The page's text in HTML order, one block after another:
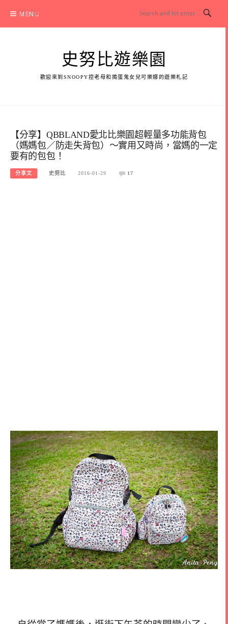
content
MENU
史努比遊樂園
歡迎來到SNOOPY控老母和搗蛋鬼女兒可樂娜的遊樂札記
【分享】QBBLAND愛北比樂園超輕量多功能背包
（媽媽包／防走失背包）～實用又時尚，當媽的一定
要有的包包！
分享文 史努比 2016-01-29 17